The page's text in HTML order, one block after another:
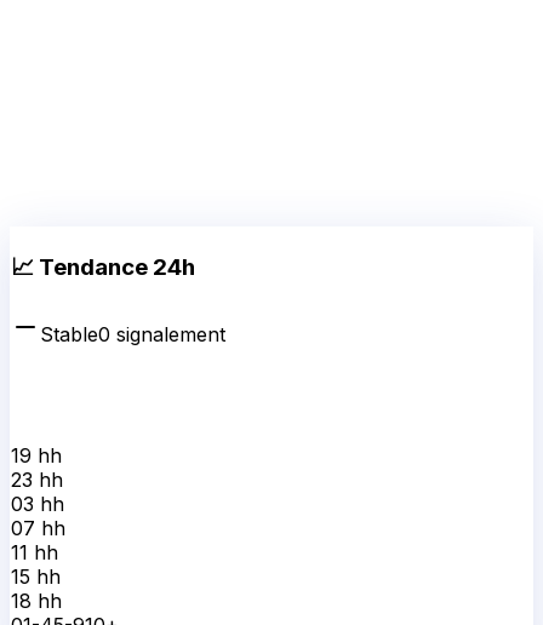
📈 Tendance 24h
Stable0 signalement
19 hh
23 hh
03 hh
07 hh
11 hh
15 hh
18 hh